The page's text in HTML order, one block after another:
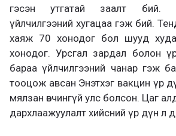
гэсэн утгатай заалт бий.
үйлчилгээний хугацаа гэж бий.
хаяж 70 хонодог бол шууд
хонодог. Урсгал зардал болон
бараа үйлчилгээний чанар гэж
тооцож авсан Энэтхэг вакцин үр
мялзан өвчингүй улс болсон. Цаг
дархлаажуулалт хийсний үр дүн л